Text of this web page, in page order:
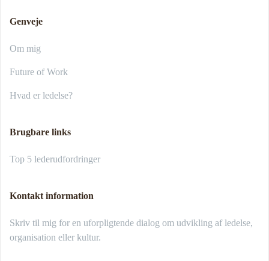
Genveje
Om mig
Future of Work
Hvad er ledelse?
Brugbare links
Top 5 lederudfordringer
Kontakt information
Skriv til mig for en uforpligtende dialog om udvikling af ledelse,
organisation eller kultur.